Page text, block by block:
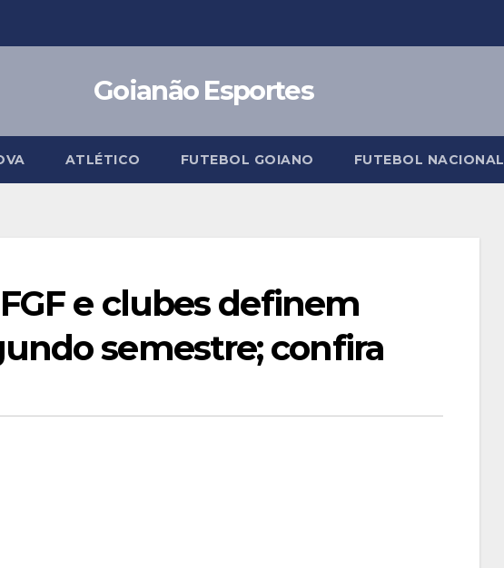
Goianão Esportes
ATLÉTICO FUTEBOL GOIANO FUTEBOL NACIONAL
e clubes definem
semestre; confira